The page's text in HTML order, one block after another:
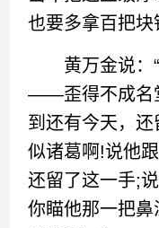
也要多拿百把块
黄万金说：“
——歪得不成名
到还有今天，
似诸葛啊!说他
还留了这一手;
你瞄他那一把